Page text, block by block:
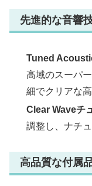
先進的な音響
Tuned
高域のスーパ
細でクリアな高
Clear Waveチ
調整し、ナチ
高品質な付属